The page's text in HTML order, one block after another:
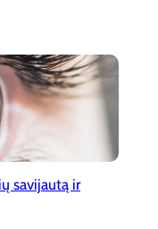
savijautą ir